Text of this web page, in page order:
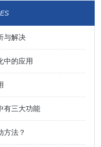
与解决
中的应用
有三大功能
方法？